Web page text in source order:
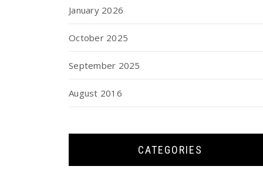
January 2026
October 2025
September 2025
August 2016
CATEGORIES